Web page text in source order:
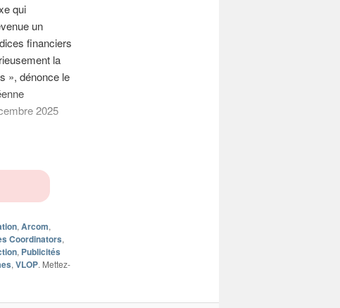
qui
un
financiers
la
», dénonce le
2025
, Arcom,
Coordinators,
, Publicités
, VLOP. Mettez-